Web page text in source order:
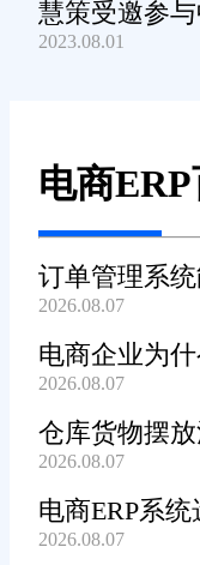
慧策受邀参
产品及服务能
2023.08.01
电商
订单管理系
吗?
2026.08.07
电商企业为
理系统?
2026.08.07
仓库货物摆
货位吗?
2026.08.07
电商ERP系
功能?
2026.08.07